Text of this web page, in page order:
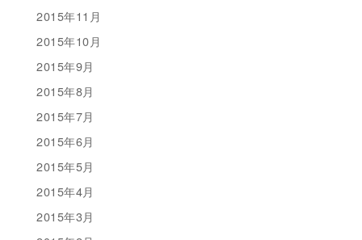
2015年11月
2015年10月
2015年9月
2015年8月
2015年7月
2015年6月
2015年5月
2015年4月
2015年3月